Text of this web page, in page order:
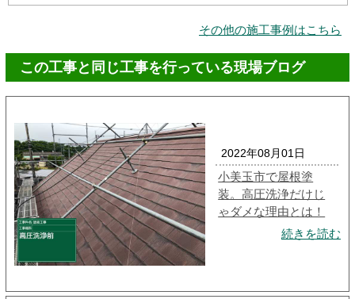
その他の施工事例はこちら
この工事と同じ工事を行っている現場ブログ
2022年08月01日
小美玉市で屋根塗
装。高圧洗浄だけじ
ゃダメな理由とは！
続きを読む